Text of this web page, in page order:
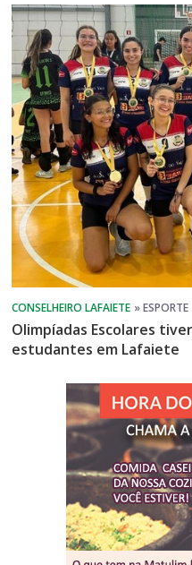
Olimpíadas Escolares
estudantes em Lafaiete